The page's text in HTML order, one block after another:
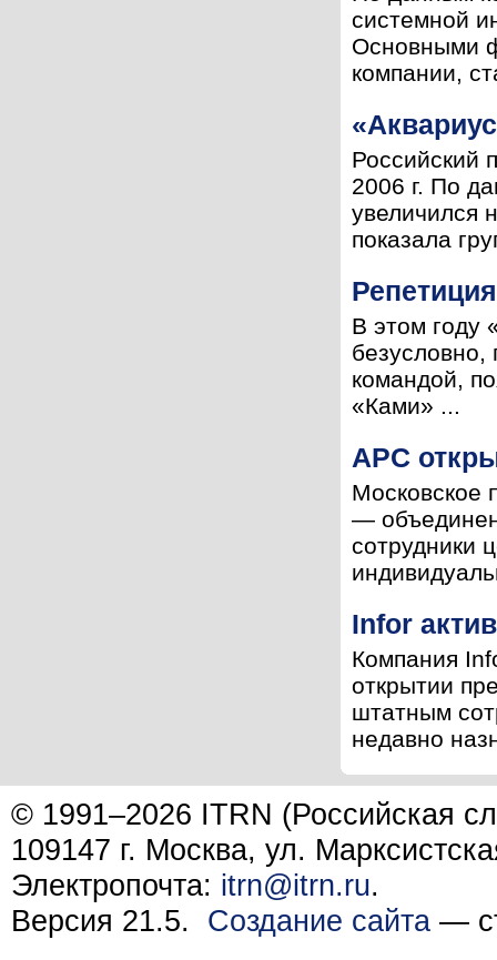
системной
Основными
компании,
Российский
2006 г. По
увеличился
показала
В этом году
безусловно,
командой,
«Ками» ...
APC
Московское
—
сотрудники
Infor
Компания
открытии
штатным
недавно
© 1991–2026 ITRN (Российская
109147 г. Москва, ул.
Электропочта: itrn@itrn.ru.
Версия 21.5. Создание сайта —